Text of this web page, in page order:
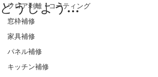
フロア剥離・コーティング
窓枠補修
家具補修
パネル補修
キッチン補修
どうしよう…